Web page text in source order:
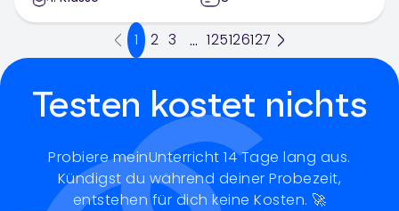
1 2 3 ... 125126127
Testen kostet nichts
Probiere meinUnterricht 14 Tage lang aus.
Kündigst du während deiner Probezeit,
entstehen für dich keine Kosten. 🚀